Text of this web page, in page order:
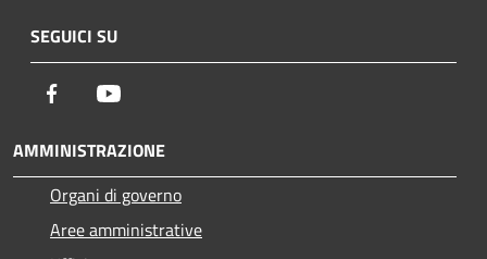
SEGUICI SU
Facebook
AMMINISTRAZIONE
Organi di governo
Aree amministrative